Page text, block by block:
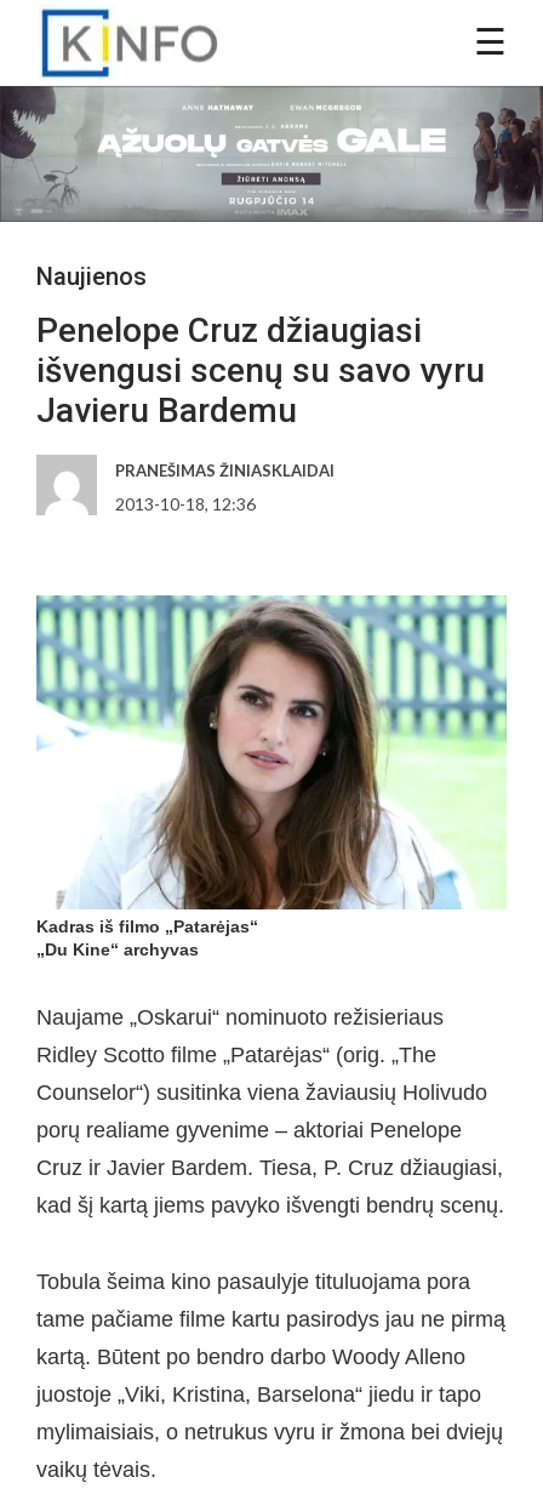
Naujienos
Penelope Cruz džiaugiasi
išvengusi scenų su savo vyru
Javieru Bardemu
PRANEŠIMAS ŽINIASKLAIDAI
2013-10-18, 12:36
Kadras iš filmo „Patarėjas“
„Du Kine“ archyvas
Naujame „Oskarui“ nominuoto režisieriaus
Ridley Scotto filme „Patarėjas“ (orig. „The
Counselor“) susitinka viena žaviausių Holivudo
porų realiame gyvenime – aktoriai Penelope
Cruz ir Javier Bardem. Tiesa, P. Cruz džiaugiasi,
kad šį kartą jiems pavyko išvengti bendrų scenų.
Tobula šeima kino pasaulyje tituluojama pora
tame pačiame filme kartu pasirodys jau ne pirmą
kartą. Būtent po bendro darbo Woody Alleno
juostoje „Viki, Kristina, Barselona“ jiedu ir tapo
mylimaisiais, o netrukus vyru ir žmona bei dviejų
vaikų tėvais.